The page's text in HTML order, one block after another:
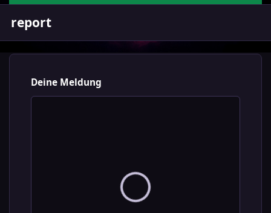
report
Deine Meldung